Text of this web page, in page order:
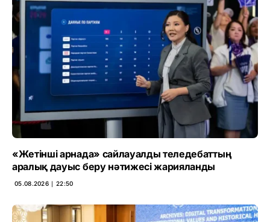
«Жетінші арнада» сайлауалды теледебаттың
аралық дауыс беру нәтижесі жарияланды
05.08.2026 ∣ 22:50